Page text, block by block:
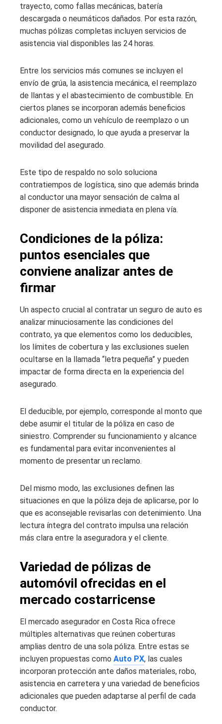
trayecto, como fallas mecánicas, batería
descargada o neumáticos dañados. Por esta razón,
muchas pólizas completas incluyen servicios de
asistencia vial disponibles las 24 horas.
Entre los servicios más comunes se incluyen el
envío de grúa, la asistencia mecánica, el reemplazo
de llantas y el abastecimiento de combustible. En
ciertos planes se incorporan además beneficios
adicionales, como un vehículo de reemplazo o un
conductor designado, lo que ayuda a preservar la
movilidad del asegurado.
Este tipo de respaldo no solo soluciona
contratiempos de logística, sino que además brinda
al conductor una mayor sensación de calma al
disponer de asistencia inmediata en plena vía.
Condiciones de la póliza:
puntos esenciales que
conviene analizar antes de
firmar
Un aspecto crucial al contratar un seguro de auto es
analizar minuciosamente las condiciones del
contrato, ya que elementos como los deducibles,
los límites de cobertura y las exclusiones suelen
ocultarse en la llamada “letra pequeña” y pueden
impactar de forma directa en la experiencia del
asegurado.
El deducible, por ejemplo, corresponde al monto que
debe asumir el titular de la póliza en caso de
siniestro. Comprender su funcionamiento y alcance
es fundamental para evitar inconvenientes al
momento de presentar un reclamo.
Del mismo modo, las exclusiones definen las
situaciones en que la póliza deja de aplicarse, por lo
que es aconsejable revisarlas con detenimiento. Una
lectura íntegra del contrato impulsa una relación
más clara entre la aseguradora y el cliente.
Variedad de pólizas de
automóvil ofrecidas en el
mercado costarricense
El mercado asegurador en Costa Rica ofrece
múltiples alternativas que reúnen coberturas
amplias dentro de una sola póliza. Entre estas se
incluyen propuestas como Auto PX, las cuales
incorporan protección ante daños materiales, robo,
asistencia en carretera y una variedad de beneficios
adicionales que pueden adaptarse al perfil de cada
conductor.